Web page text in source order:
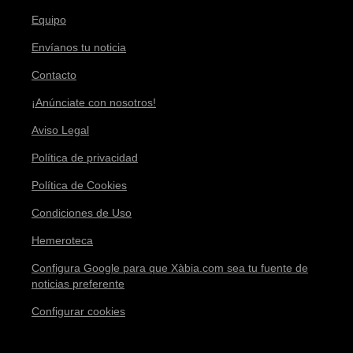
Equipo
Envíanos tu noticia
Contacto
¡Anúnciate con nosotros!
Aviso Legal
Política de privacidad
Política de Cookies
Condiciones de Uso
Hemeroteca
Configura Google para que Xàbia.com sea tu fuente de
noticias preferente
Configurar cookies